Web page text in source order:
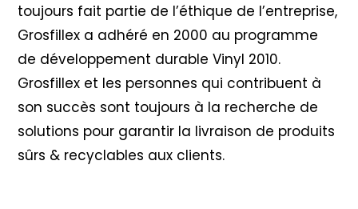
toujours fait partie de l’éthique de l’entreprise,
Grosfillex a adhéré en 2000 au programme
de développement durable Vinyl 2010.
Grosfillex et les personnes qui contribuent à
son succès sont toujours à la recherche de
solutions pour garantir la livraison de produits
sûrs & recyclables aux clients.